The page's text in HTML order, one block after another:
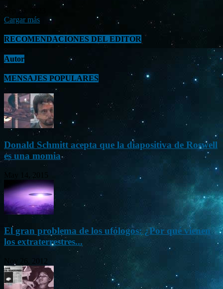
Sep 26, 2023
Cargar más
RECOMENDACIONES DEL EDITOR
Autor
MENSAJES POPULARES
Donald Schmitt acepta que la diapositiva de Roswell
es una momia
May 14, 2015
El gran problema de los ufólogos: ¿Por qué vienen
los extraterrestres...
Nov 26, 2012